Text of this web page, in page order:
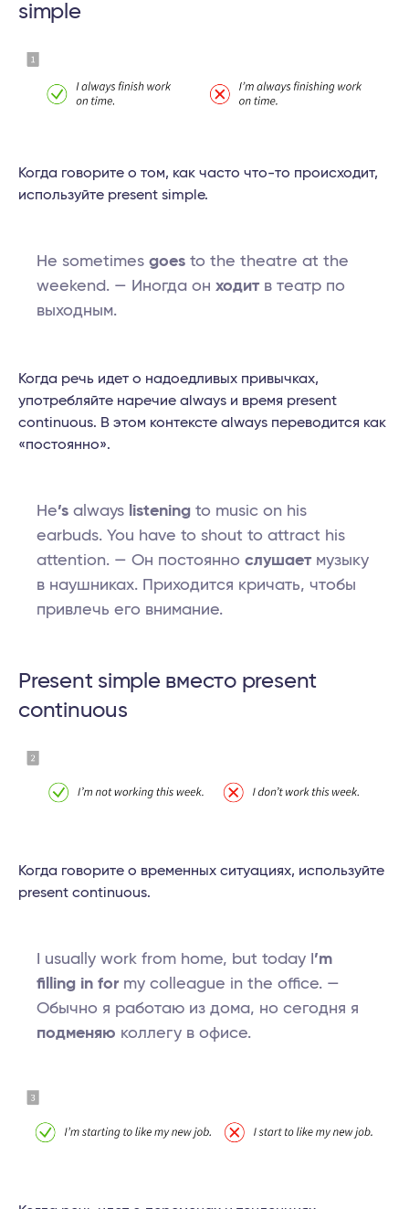
simple
Когда говорите о том, как часто что-то происходит,
используйте present simple.
He sometimes goes to the theatre at the
weekend. — Иногда он ходит в театр по
выходным.
Когда речь идет о надоедливых привычках,
употребляйте наречие always и время present
continuous. В этом контексте always переводится как
«постоянно».
He’s always listening to music on his
earbuds. You have to shout to attract his
attention. — Он постоянно слушает музыку
в наушниках. Приходится кричать, чтобы
привлечь его внимание.
Present simple вместо present
continuous
Когда говорите о временных ситуациях, используйте
present continuous.
I usually work from home, but today I ’m
filling in for my colleague in the office. —
Обычно я работаю из дома, но сегодня я
подменяю коллегу в офисе.